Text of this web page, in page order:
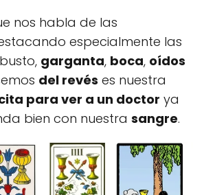
nos habla de las
especialmente las
garganta, boca, oídos
del revés es nuestra
para ver a un doctor ya
bien con nuestra sangre.